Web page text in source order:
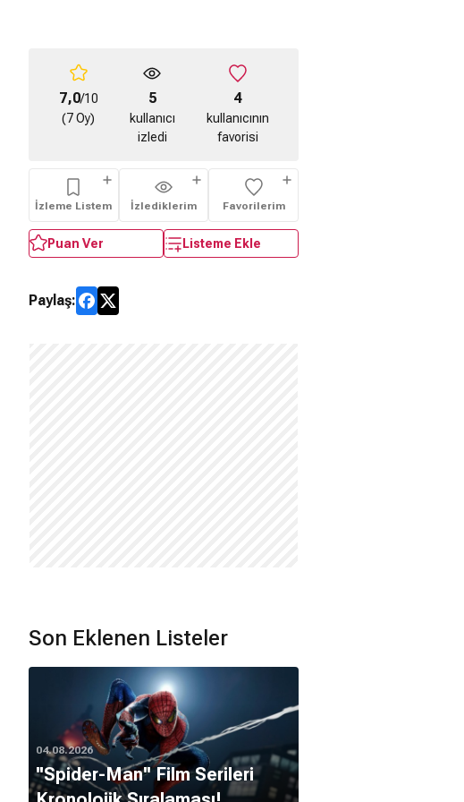
7,0/10
(7 Oy)
5
kullanıcı
izledi
4
kullanıcının
favorisi
İzleme Listem İzlediklerim Favorilerim
Puan Ver Listeme Ekle
Paylaş:
Son Eklenen Listeler
04.08.2026
''Spider-Man'' Film Serileri